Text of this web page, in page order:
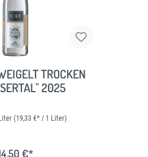
TROCKEN
2025
(19,33 €* / 1 Liter)
€*